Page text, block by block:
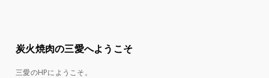
炭火焼肉の三愛へようこそ
三愛のHPにようこそ。